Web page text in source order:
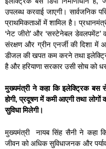
उपलब्ध करवाई जाएगी। सार्वजनिक
प्राथमिकताओं में शामिल है।
‘नेट जीरो’ और ‘सस्टेनेबल डेवलपमेंट’
संरक्षण और ग्रीन एनर्जी की दिशा
डीजल की खपत कम करने तथा इलेक्ट्रिक
है और हरियाणा सरकार उसी सोच को
मुख्यमंत्री ने कहा कि इलेक्ट्रिक बस
होगी, प्रदूषण में कमी आएगी तथा
सुविधा मिलेगी।
मुख्यमंत्री नायब सिंह सैनी ने कहा कि
जीवन को अधिक सुविधाजनक और